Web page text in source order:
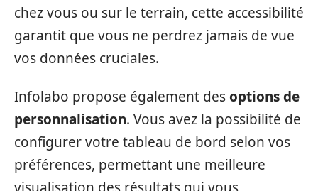
chez vous ou sur le terrain, cette accessibilité
garantit que vous ne perdrez jamais de vue
vos données cruciales.
Infolabo propose également desoptions de
personnalisation. Vous avez la possibilité de
configurer votre tableau de bord selon vos
préférences, permettant une meilleure